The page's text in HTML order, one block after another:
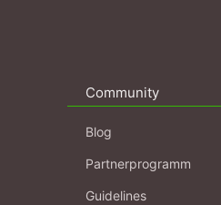
Community
Blog
Partnerprogramm
Guidelines